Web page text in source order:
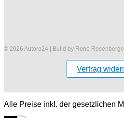
© 2026 Autoro24 | Build by René
Vertrag
Alle Preise inkl. der gesetzlichen